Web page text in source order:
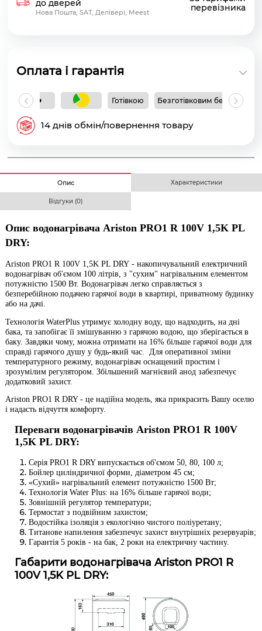
до дверей
Нова Пошта, SAT, Делівері, Meest
перевізника
Оплата і гарантія
Готівкою Безготівковим без ПДВ
14 днів обмін/повернення товару
Опис Характеристики
Відгуки (0)
Опис водонагрівача Ariston PRO1 R 100V 1,5K PL
DRY:
Ariston PRO1 R 100V 1,5K PL DRY -накопичувальний електричний
водонагрівач об'ємом 100 літрів, з "сухим" нагрівальним елементом
потужністю 1500 Вт. Водонагрівач легко справляється з
безперебійною подачею гарячої води в квартирі, приватному будинку
або на дачі.
Технологія WaterPlus утримує холодну воду, що надходить, на дні
бака, та запобігає її змішуванню з гарячою водою, що зберігається в
баку. Завдяки чому, можна отримати на 16% більше гарячої води для
справді гарячого душу у будь-який час. Для оперативної зміни
температурного режиму, водонагрівач оснащений простим і
зрозумілим регулятором. Збільшений магнієвий анод забезпечує
додатковий захист.
Ariston PRO1 R DRY - це надійна модель, яка прикрасить Вашу оселю
і надасть відчуття комфорту.
Переваги водонагрівачів Ariston PRO1 R 100V
1,5K PL DRY:
Серія PRO1 R DRY випускається об'ємом 50, 80, 100 л;
Бойлер циліндричної форми, діаметром 45 см;
«Сухий» нагрівальний елемент потужністю 1500 Вт;
Технологія Water Plus: на 16% більше гарячої води;
Зовнішній регулятор температури;
Термостат з подвійним захистом;
Водостійка ізоляція з екологічно чистого поліуретану;
Титанове напилення забезпечує захист внутрішніх резервуарів;
Гарантія 5 років - на бак, 2 роки на електричну частину.
Габарити водонагрівача Ariston PRO1 R
100V 1,5K PL DRY: